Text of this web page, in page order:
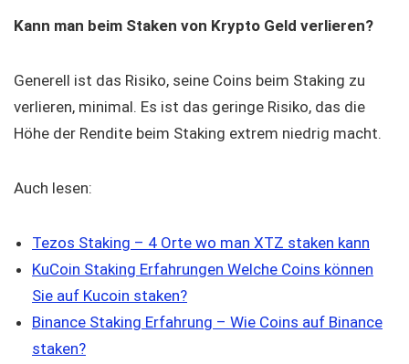
Kann man beim Staken von Krypto Geld verlieren?
Generell ist das Risiko, seine Coins beim Staking zu
verlieren, minimal. Es ist das geringe Risiko, das die
Höhe der Rendite beim Staking extrem niedrig macht.
Auch lesen:
Tezos Staking – 4 Orte wo man XTZ staken kann
KuCoin Staking Erfahrungen Welche Coins können
Sie auf Kucoin staken?
Binance Staking Erfahrung – Wie Coins auf Binance
staken?